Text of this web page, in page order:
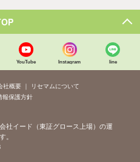
YouTube Instagram line
社概要
リセマムについて
報保護方針
社イード（東証グロース上場）の運
。